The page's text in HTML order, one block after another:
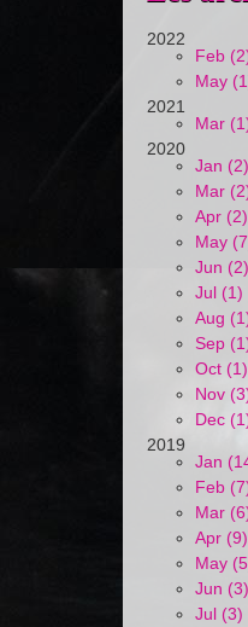
2022
Feb
May
2021
Mar
2020
Jan (2)
Mar
Apr (2)
May
Jun (2)
Jul (1)
Aug
Sep
Oct (1)
Nov
Dec
2019
Jan
Feb
Mar
Apr (9)
May
Jun (3)
Jul (3)